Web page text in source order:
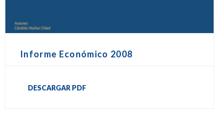
Informe Económico 2008
DESCARGAR PDF